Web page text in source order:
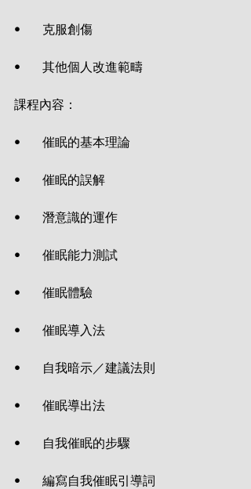
•       克服創傷
•       其他個人改進範疇
課程內容：
•       催眠的基本理論
•       催眠的誤解
•       潛意識的運作
•       催眠能力測試
•       催眠體驗
•       催眠導入法
•       自我暗示／建議法則
•       催眠導出法
•       自我催眠的步驟
•       編寫自我催眠引導詞